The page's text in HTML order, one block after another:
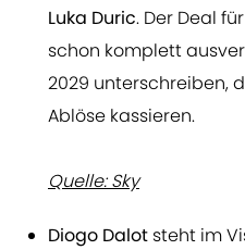
Luka Duric. Der Deal
schon komplett
2029 unterschreiben,
Ablöse kassieren.
Quelle: Sky
Diogo Dalot steht im